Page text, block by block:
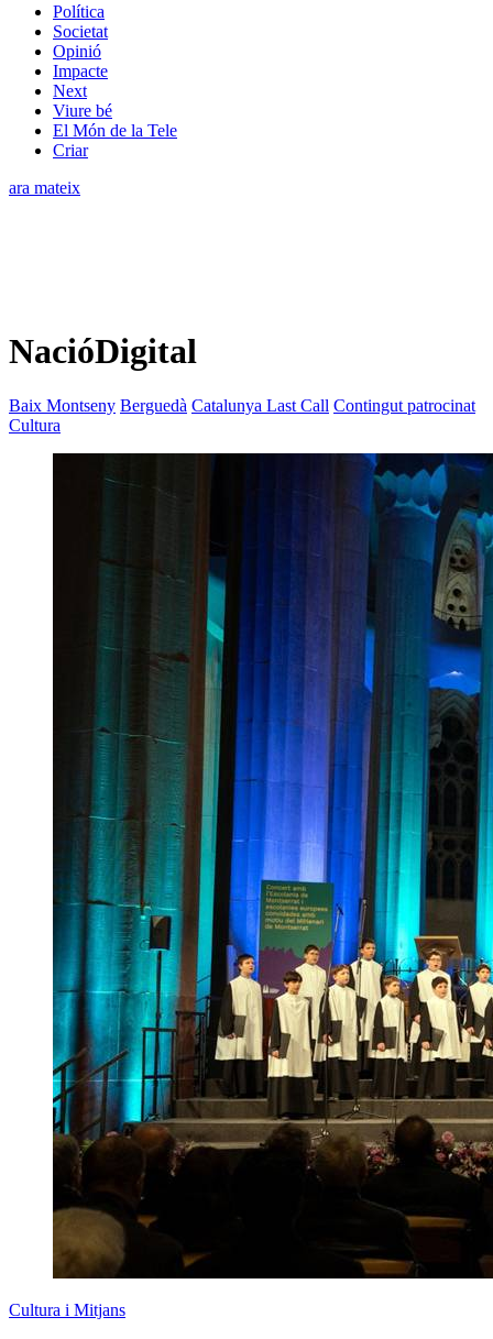
Política
Societat
Opinió
Impacte
Next
Viure bé
El Món de la Tele
Criar
ara mateix
NacióDigital
Baix Montseny Berguedà Catalunya Last Call Contingut patrocinat
Cultura
Cultura i Mitjans